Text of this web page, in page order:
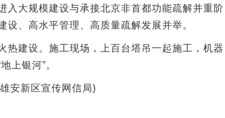
大规模建设与承接北京非首都功能疏解并重阶
设、高水平管理、高质量疏解发展并举。
建设。施工现场，上百台塔吊一起施工，机器
上银河”。
新区宣传网信局)